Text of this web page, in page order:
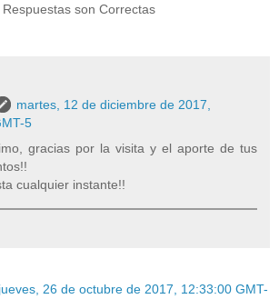
Respuestas son Correctas
martes, 12 de diciembre de 2017,
5
gracias por la visita y el aporte de tus
cualquier instante!!
jueves, 26 de octubre de 2017, 12:33:00 GMT-